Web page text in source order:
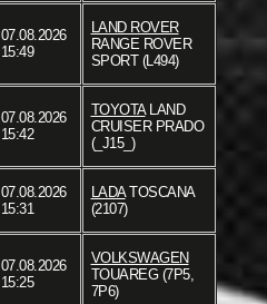
07.08.2026
15:49
LAND ROVER
RANGE ROVER
SPORT (L494)
07.08.2026
15:42
TOYOTALAND
CRUISER PRADO
(_J15_)
07.08.2026
15:31
LADATOSCANA
(2107)
07.08.2026
15:25
VOLKSWAGEN
TOUAREG (7P5,
7P6)